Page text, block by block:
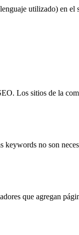
utilizado) en el
Los sitios de la
keywords no son
que agregan